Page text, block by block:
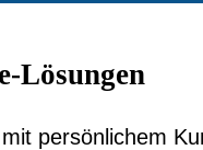
Lösungen
mit persönlichem